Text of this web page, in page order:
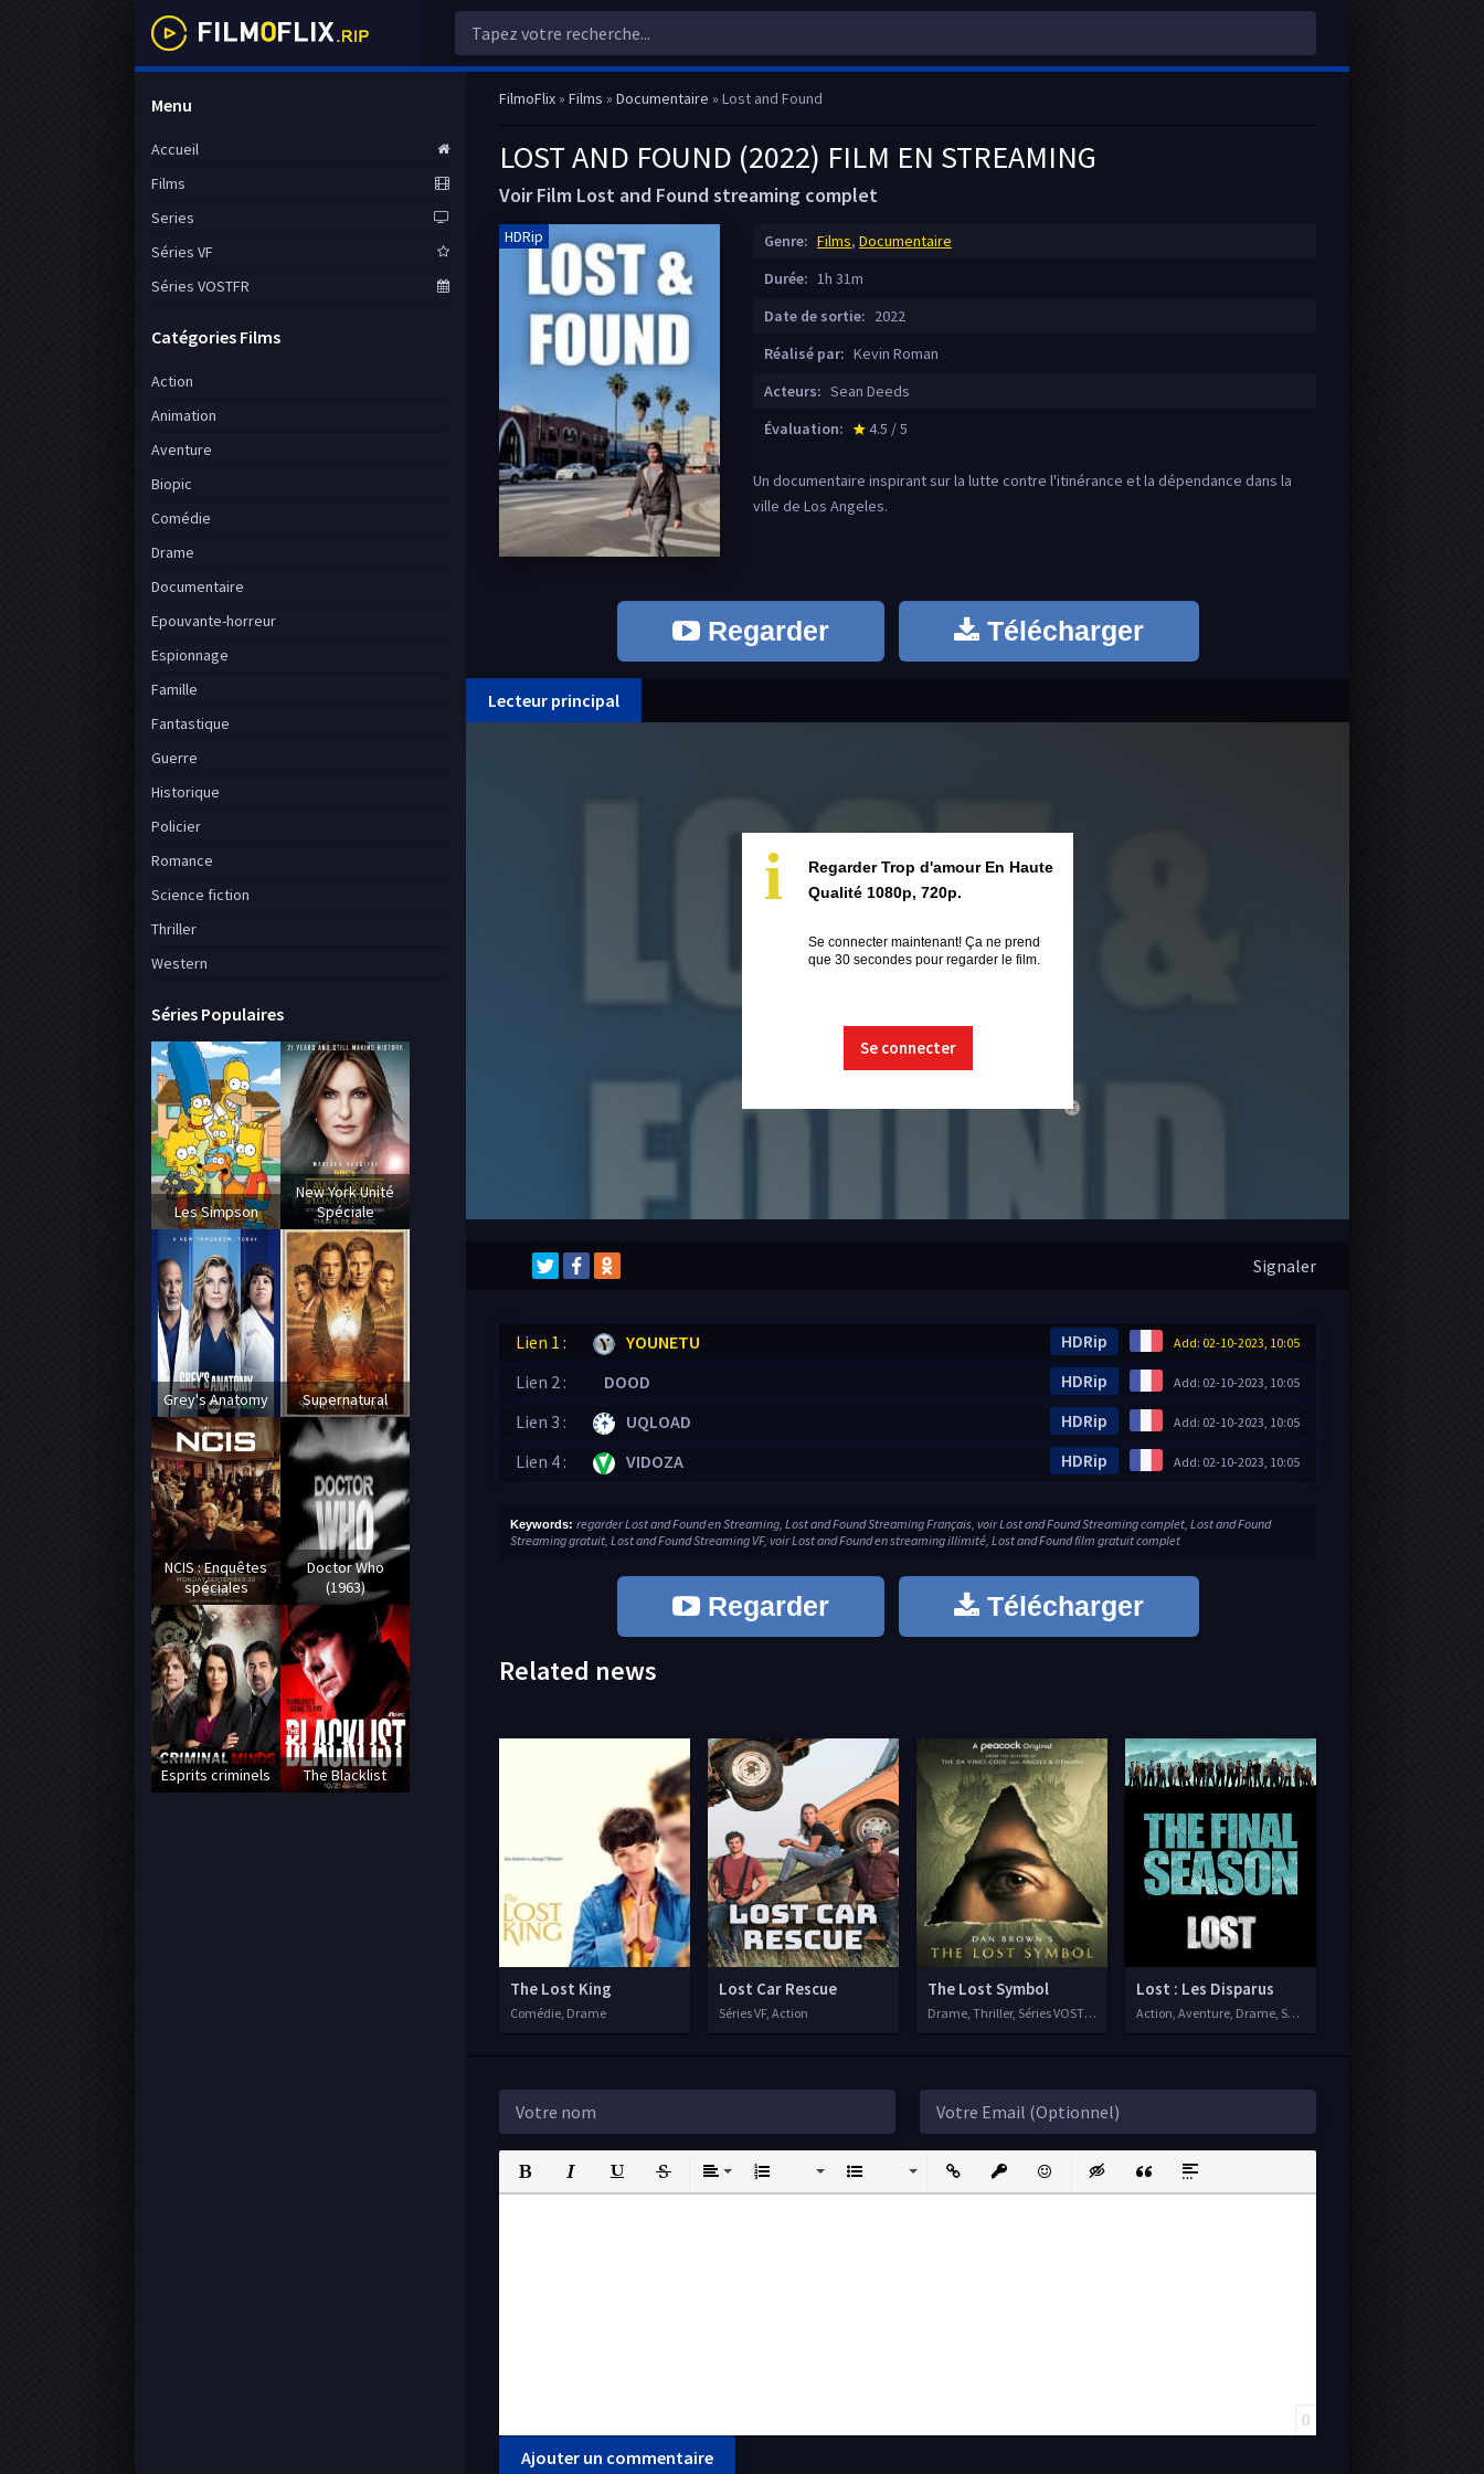
FilmoFlix» Films » Documentaire » Lost and Found
LOST AND FOUND (2022) FILM EN STREAMING
Voir Film Lost and Found streaming complet
HDRip Genre: Films, Documentaire
Durée: 1h 31m
Date de sortie: 2022
Réalisé par: Kevin Roman
Acteurs: Sean Deeds
Évaluation:
star_rate
4.5 / 5
Un documentaire inspirant sur la lutte contre l'itinérance et la dépendance dans la
ville de Los Angeles.
Regarder Télécharger
Lecteur principal
close
i
Regarder Trop d'amour En Haute
Qualité 1080p, 720p.
Se connecter maintenant! Ça ne prend
que 30 secondes pour regarder le film.
Se connecter
Signaler
Lien 1 : YOUNETU Add: 02-10-2023, 10:05
HDRip
Lien 2 :
DOOD Add: 02-10-2023, 10:05
HDRip
Lien 3 :
UQLOAD Add: 02-10-2023, 10:05
HDRip
Lien 4 :
VIDOZA Add: 02-10-2023, 10:05
HDRip
Keywords: regarder Lost and Found en Streaming, Lost and Found Streaming Français, voir Lost and Found Streaming complet, Lost and Found
Streaming gratuit, Lost and Found Streaming VF, voir Lost and Found en streaming illimité, Lost and Found film gratuit complet
Regarder Télécharger
Related news
The Lost King
Comédie, Drame
Lost Car Rescue
Séries VF, Action
The Lost Symbol
Drame, Thriller, Séries VOSTFR, 2021
Lost : Les Disparus
Action, Aventure, Drame, Séries VF, 2004
Bold Italic UnderlineStrikethrough
AlignOrdered List Unordered ListInsert LinkInsert protected link
EmoticonsInsert hidden text
Insert QuoteInsert spoiler
0
Ajouter un commentaire
Menu
Accueil
Films
Series
Séries VF
Séries VOSTFR
Catégories Films
Action
Animation
Aventure
Biopic
Comédie
Drame
Documentaire
Epouvante-horreur
Espionnage
Famille
Fantastique
Guerre
Historique
Policier
Romance
Science fiction
Thriller
Western
Séries Populaires
Les Simpson
New York Unité
Spéciale
Grey's Anatomy Supernatural
NCIS : Enquêtes
spéciales
Doctor Who
(1963)
Esprits criminels The Blacklist